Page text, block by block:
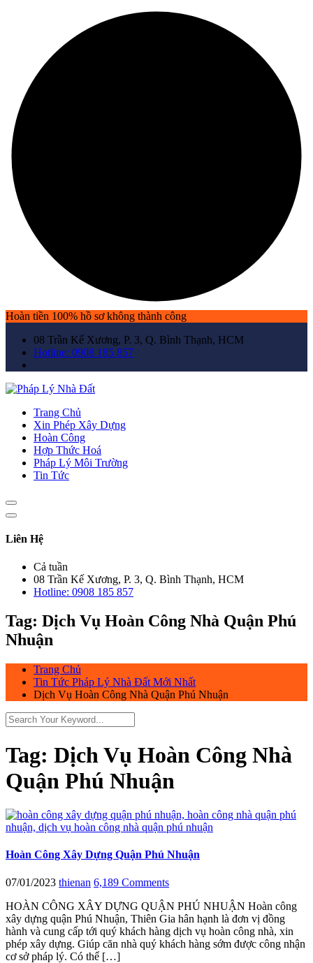
Hoàn tiền 100% hồ sơ không thành công
08 Trần Kế Xương, P. 3, Q. Bình Thạnh, HCM
Hotline: 0908 185 857
Trang Chủ
Xin Phép Xây Dựng
Hoàn Công
Hợp Thức Hoá
Pháp Lý Môi Trường
Tin Tức
Liên Hệ
Cả tuần
08 Trần Kế Xương, P. 3, Q. Bình Thạnh, HCM
Hotline: 0908 185 857
Tag: Dịch Vụ Hoàn Công Nhà Quận Phú
Nhuận
Trang Chủ
Tin Tức Pháp Lý Nhà Đất Mới Nhất
Dịch Vụ Hoàn Công Nhà Quận Phú Nhuận
Tag: Dịch Vụ Hoàn Công Nhà
Quận Phú Nhuận
Hoàn Công Xây Dựng Quận Phú Nhuận
07/01/2023 thienan 6,189 Comments
HOÀN CÔNG XÂY DỰNG QUẬN PHÚ NHUẬN Hoàn công
xây dựng quận Phú Nhuận, Thiên Gia hân hạnh là đơn vị đồng
hành và cung cấp tới quý khách hàng dịch vụ hoàn công nhà, xin
phép xây dựng. Giúp căn nhà quý khách hàng sớm được công nhận
cơ sở pháp lý. Có thể […]